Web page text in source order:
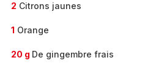
2 Citrons jaunes
1 Orange
20 g De gingembre frais